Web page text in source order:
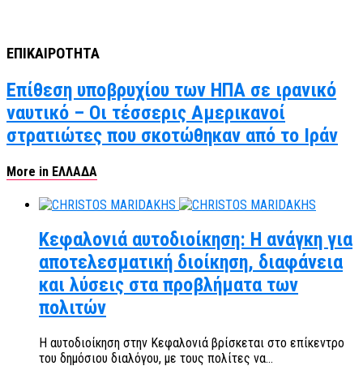
ΕΠΙΚΑΙΡΟΤΗΤΑ
Επίθεση υποβρυχίου των ΗΠΑ σε ιρανικό
ναυτικό – Οι τέσσερις Αμερικανοί
στρατιώτες που σκοτώθηκαν από το Ιράν
More in ΕΛΛΑΔΑ
Κεφαλονιά αυτοδιοίκηση: Η ανάγκη για
αποτελεσματική διοίκηση, διαφάνεια
και λύσεις στα προβλήματα των
πολιτών
Η αυτοδιοίκηση στην Κεφαλονιά βρίσκεται στο επίκεντρο
του δημόσιου διαλόγου, με τους πολίτες να...